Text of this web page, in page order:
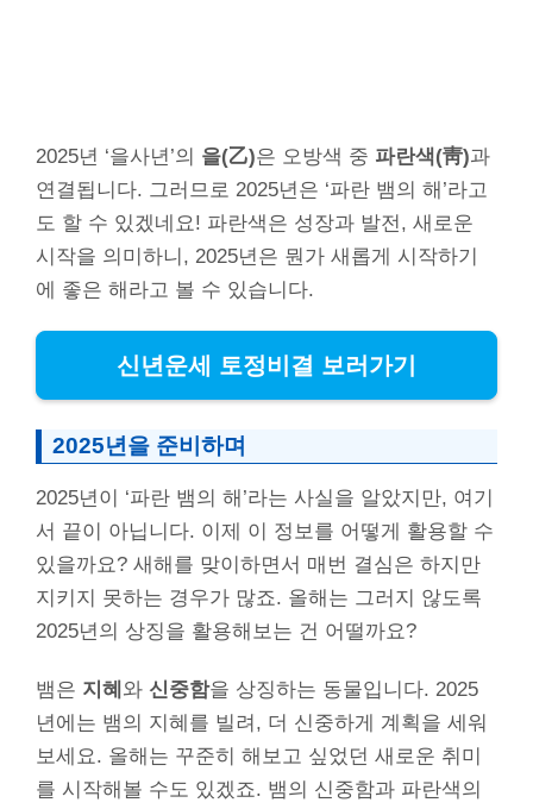
2025년 ‘을사년’의 을(乙)은 오방색 중 파란색(靑)과
연결됩니다. 그러므로 2025년은 ‘파란 뱀의 해’라고
도 할 수 있겠네요! 파란색은 성장과 발전, 새로운
시작을 의미하니, 2025년은 뭔가 새롭게 시작하기
에 좋은 해라고 볼 수 있습니다.
신년운세 토정비결 보러가기
2025년을 준비하며
2025년이 ‘파란 뱀의 해’라는 사실을 알았지만, 여기
서 끝이 아닙니다. 이제 이 정보를 어떻게 활용할 수
있을까요? 새해를 맞이하면서 매번 결심은 하지만
지키지 못하는 경우가 많죠. 올해는 그러지 않도록
2025년의 상징을 활용해보는 건 어떨까요?
뱀은 지혜 와 신중함을 상징하는 동물입니다. 2025
년에는 뱀의 지혜를 빌려, 더 신중하게 계획을 세워
보세요. 올해는 꾸준히 해보고 싶었던 새로운 취미
를 시작해볼 수도 있겠죠. 뱀의 신중함과 파란색의